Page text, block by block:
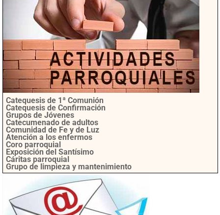
Catequesis de 1ª Comunión
Catequesis de Confirmación
Grupos de Jóvenes
Catecumenado de adultos
Comunidad de Fe y de Luz
Atención a los enfermos
Coro parroquial
Exposición del Santísimo
Cáritas parroquial
Grupo de limpieza y mantenimiento